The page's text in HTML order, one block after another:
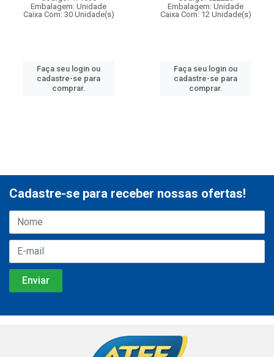
Embalagem: Unidade
Caixa Com: 30 Unidade(s)
Faça seu login ou
cadastre-se para
comprar.
Embalagem: Unidade
Caixa Com: 12 Unidade(s)
Faça seu login ou
cadastre-se para
comprar.
Cadastre-se para receber nossas ofertas!